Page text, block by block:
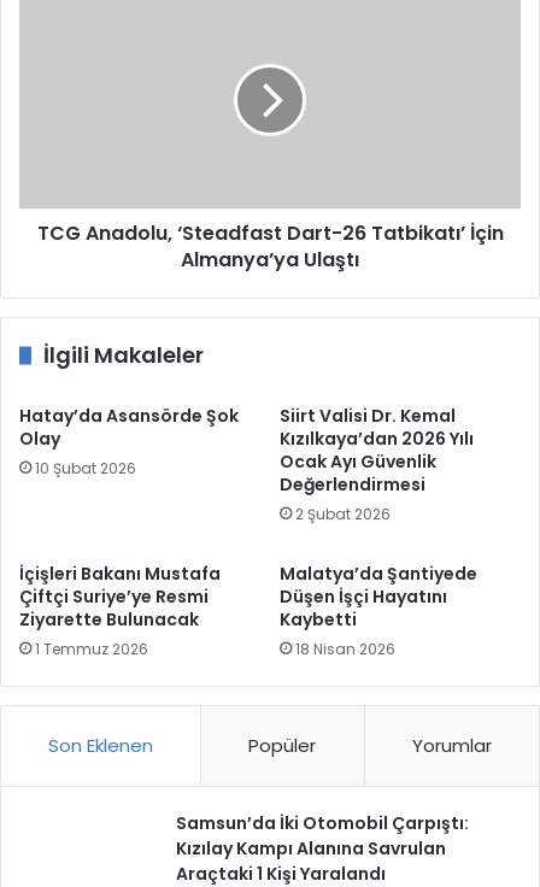
Ulaştı
TCG Anadolu, ‘Steadfast Dart-26 Tatbikatı’ İçin
Almanya’ya Ulaştı
İlgili Makaleler
Hatay’da Asansörde Şok
Olay
10 Şubat 2026
Siirt Valisi Dr. Kemal
Kızılkaya’dan 2026 Yılı
Ocak Ayı Güvenlik
Değerlendirmesi
2 Şubat 2026
İçişleri Bakanı Mustafa
Çiftçi Suriye’ye Resmi
Ziyarette Bulunacak
1 Temmuz 2026
Malatya’da Şantiyede
Düşen İşçi Hayatını
Kaybetti
18 Nisan 2026
Son Eklenen Popüler Yorumlar
Samsun’da İki Otomobil Çarpıştı:
Kızılay Kampı Alanına Savrulan
Araçtaki 1 Kişi Yaralandı